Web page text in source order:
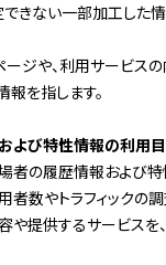
できない一部加工した
ジや、利用サービスの
を指します。
よび特性情報の利用
者の履歴情報および特
者数やトラフィックの
容や提供するサービス